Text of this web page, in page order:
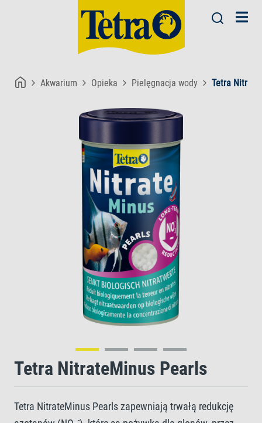
Akwarium Opieka Pielęgnacja wody Tetra
Tetra NitrateMinus Pearls
Tetra NitrateMinus Pearls zapewniają trwałą redukcję
-